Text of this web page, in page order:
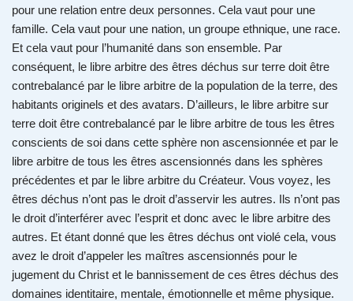
pour une relation entre deux personnes. Cela vaut pour une
famille. Cela vaut pour une nation, un groupe ethnique, une race.
Et cela vaut pour l’humanité dans son ensemble. Par
conséquent, le libre arbitre des êtres déchus sur terre doit être
contrebalancé par le libre arbitre de la population de la terre, des
habitants originels et des avatars. D’ailleurs, le libre arbitre sur
terre doit être contrebalancé par le libre arbitre de tous les êtres
conscients de soi dans cette sphère non ascensionnée et par le
libre arbitre de tous les êtres ascensionnés dans les sphères
précédentes et par le libre arbitre du Créateur. Vous voyez, les
êtres déchus n’ont pas le droit d’asservir les autres. Ils n’ont pas
le droit d’interférer avec l’esprit et donc avec le libre arbitre des
autres. Et étant donné que les êtres déchus ont violé cela, vous
avez le droit d’appeler les maîtres ascensionnés pour le
jugement du Christ et le bannissement de ces êtres déchus des
domaines identitaire, mentale, émotionnelle et même physique.